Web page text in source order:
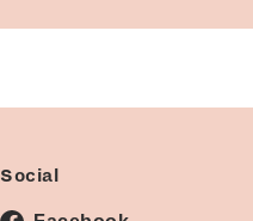
Social